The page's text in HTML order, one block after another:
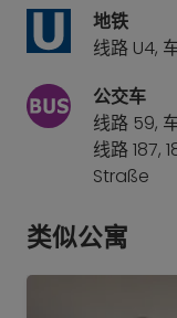
地铁
线路 U4,
公交车
线路 59,
线路 187,
Straße
类似公寓